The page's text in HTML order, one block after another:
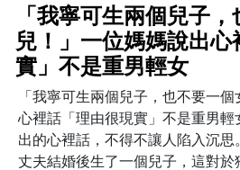
「我寧可生兩個兒子
兒！」一位媽媽說出
實」不是重男輕女
「我寧可生兩個兒子，也不要一
心裡話「理由很現實」不是重男
出的心裡話，不得不讓人陷入沉思
丈夫結婚後生了一個兒子，這對於